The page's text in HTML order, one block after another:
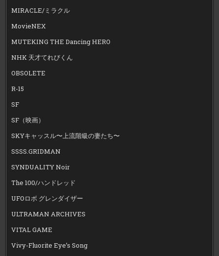
MIRACLE/ミラクル
MovieNEX
MUTEKING THE Dancing HERO
NHK 天才てれびくん
OBSOLETE
R-15
SF
SF（映画）
SKYキャッスル〜上流階級の妻たち〜
SSSS.GRIDMAN
SYNDUALITY Noir
The 100/ハンドレッド
UFOロボ グレンダイザー
ULTRAMAN ARCHIVES
VITAL GAME
Vivy-Fluorite Eye’s Song